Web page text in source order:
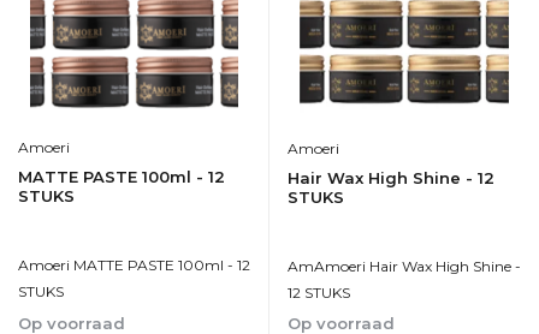
Amoeri
MATTE PASTE 100ml - 12
STUKS
Amoeri MATTE PASTE 100ml - 12
STUKS
Op voorraad
Amoeri
Hair Wax High Shine - 12
STUKS
AmAmoeri Hair Wax High Shine -
12 STUKS
Op voorraad